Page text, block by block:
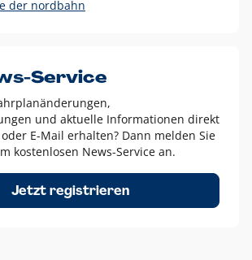
Varianten dürfen nur in Ausnahmefällen
sind zum Beispiel:
auf Fotohintergründen,
für reine Schwarz-Weiß-Umsetzungen
muss ein Schutzraum von jeweils einer
N aus AKN in alle Richtungen
der nordbahn
Service
und aktuelle Informationen direkt
E-Mail erhalten? Dann melden Sie
kostenlosen News-Service an.
Jetzt registrieren